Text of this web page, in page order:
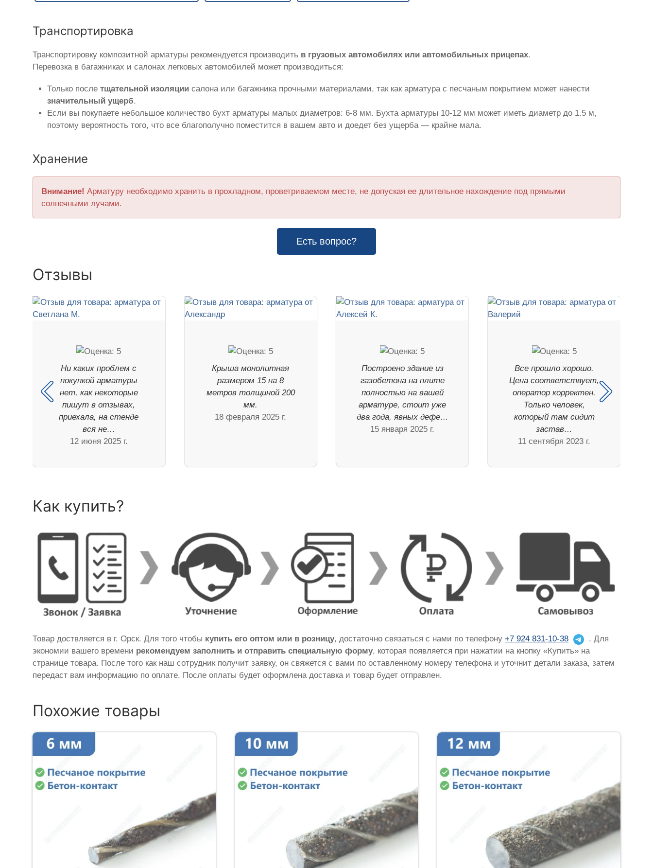
Транспортировка
Транспортировку композитной арматуры рекомендуется производить в грузовых автомобилях или автомобильных прицепах.
Перевозка в багажниках и салонах легковых автомобилей может производиться:
Только послетщательной изоляции салона или багажника прочными материалами, так как арматура с песчаным покрытием может нанести
значительный ущерб.
Если вы покупаете небольшое количество бухт арматуры малых диаметров: 6-8 мм. Бухта арматуры 10-12 мм может иметь диаметр до 1.5 м,
поэтому вероятность того, что все благополучно поместится в вашем авто и доедет без ущерба — крайне мала.
Хранение
Внимание! Арматуру необходимо хранить в прохладном, проветриваемом месте, не допуская ее длительное нахождение под прямыми
солнечными лучами.
Есть вопрос?
Отзывы
Ни каких проблем с
покупкой арматуры
нет, как некоторые
пишут в отзывах,
приехала, на стенде
вся не…
12 июня 2025 г.
Крыша монолитная
размером 15 на 8
метров толщиной 200
мм.
18 февраля 2025 г.
Построено здание из
газобетона на плите
полностью на вашей
арматуре, стоит уже
два года, явных дефе…
15 января 2025 г.
Все прошло хорошо.
Цена соответствует,
оператор корректен.
Только человек,
который там сидит
застав…
11 сентября 2023 г.
Как купить?
Товар доствляется в г. Орск. Для того чтобы купить его оптом или в розницу, достаточно связаться с нами по телефону+7 924 831-10-38
. Для
экономии вашего времени рекомендуем заполнить и отправить специальную форму, которая появляется при нажатии на кнопку «Купить» на
странице товара. После того как наш сотрудник получит заявку, он свяжется с вами по оставленному номеру телефона и уточнит детали заказа, затем
передаст вам информацию по оплате. После оплаты будет оформлена доставка и товар будет отправлен.
Похожие товары